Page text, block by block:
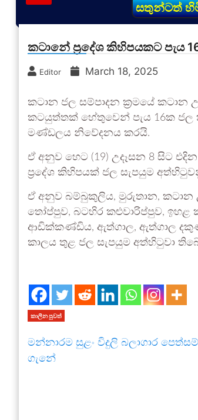
සතුන්ටත්
කටානේ ප්‍රදේශ කිහිපයකට පැය
Editor March 18, 2025
කටාන ජල සම්පාදන ක්‍රමයේ කටාන
කටයුත්තක් හේතුවෙන් පැය 16ක ජල
මණ්ඩලය නිවේදනය කරයි.
ඒ අනුව හෙට (19) උදෑසන 8 සිට
ප්‍රදේශ කිහිපයක් ජල සැපයුම
ඒ අනුව බම්බුකුලිය, මුරුතාන, කටාන
තෝප්පුව, බටහිර කළුවාරිප්පුව, ඉහළ
ආඩික්කණ්ඩිය, ඇත්ගාල, ඇත්ගාල
කාලය තුළ ජල සැපයුම අත්හිටුවා
කාලීන පුවත්
මන්නාරම සුළං විදුලි බලාගාර
ගැනේ